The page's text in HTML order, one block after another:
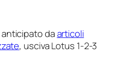
daarticoli
, usciva Lotus 1-2-3